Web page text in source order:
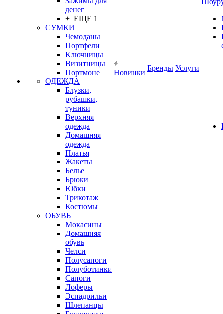
денег
+ ЕЩЕ 1
СУМКИ
Чемоданы
Портфели
Ключницы
Визитницы
Портмоне
ОДЕЖДА
Блузки,
рубашки,
туники
Верхняя
одежда
Домашняя
одежда
Платья
Жакеты
Белье
Брюки
Юбки
Трикотаж
Костюмы
ОБУВЬ
Мокасины
Домашняя
обувь
Челси
Полусапоги
Полуботинки
Сапоги
Лоферы
Эспадрильи
Шлепанцы
Новинки
Бренды Услуги